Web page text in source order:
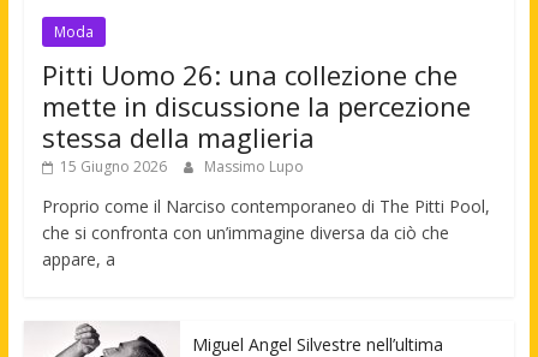
Moda
Pitti Uomo 26: una collezione che
mette in discussione la percezione
stessa della maglieria
15 Giugno 2026 Massimo Lupo
Proprio come il Narciso contemporaneo di The Pitti Pool,
che si confronta con un’immagine diversa da ciò che
appare, a
Miguel Angel Silvestre nell’ultima